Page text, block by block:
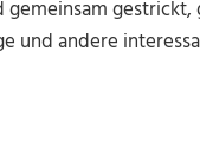
und andere